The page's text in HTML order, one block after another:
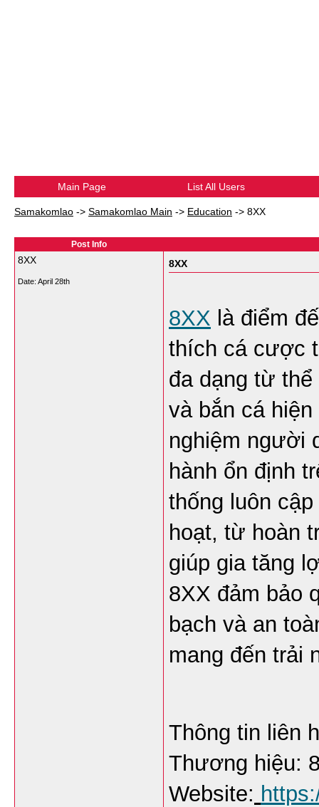
Main Page List All Users
Samakomlao -> Samakomlao Main -> Education -> 8XX
Post Info
8XX
Date: April 28th
8XX
8XX là điểm
thích cá cược
đa dạng từ
và bắn cá
nghiệm người
hành ổn định
thống luôn
hoạt, từ hoàn
giúp gia tăng
8XX đảm bảo
bạch và an
mang đến trải
Thông tin liên
Thương hiệu:
Website: